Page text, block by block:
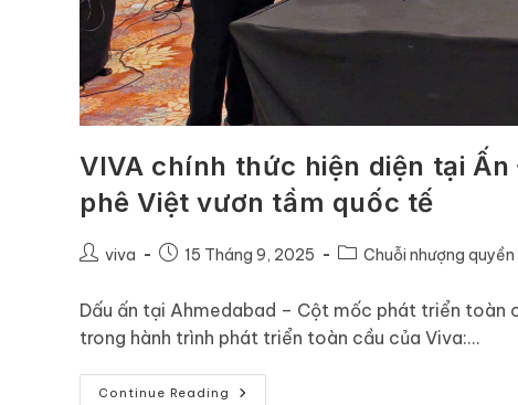
VIVA chính thức hiện diện tại
phê Việt vươn tầm quốc tế
viva 15 Tháng 9, 2025 Chuỗi nhượng quyền
Dấu ấn tại Ahmedabad – Cột mốc phát triển toàn
trong hành trình phát triển toàn cầu của Viva:…
Continue Reading